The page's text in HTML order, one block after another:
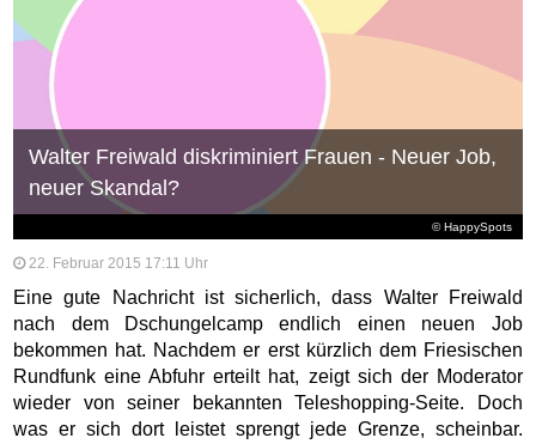
© HappySpots
Walter Freiwald diskriminiert Frauen - Neuer Job,
neuer Skandal?
22. Februar 2015 17:11 Uhr
Eine gute Nachricht ist sicherlich, dass Walter Freiwald
nach dem Dschungelcamp endlich einen neuen Job
bekommen hat. Nachdem er erst kürzlich dem Friesischen
Rundfunk eine Abfuhr erteilt hat, zeigt sich der Moderator
wieder von seiner bekannten Teleshopping-Seite. Doch
was er sich dort leistet sprengt jede Grenze, scheinbar.